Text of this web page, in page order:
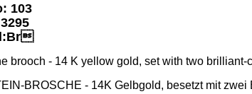
103
brooch - 14 K yellow gold, set with two
BROSCHE - 14K Gelbgold, besetzt mit